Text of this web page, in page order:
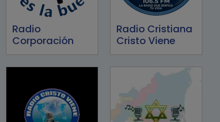
Radio
Corporación
Radio Cristiana
Cristo Viene